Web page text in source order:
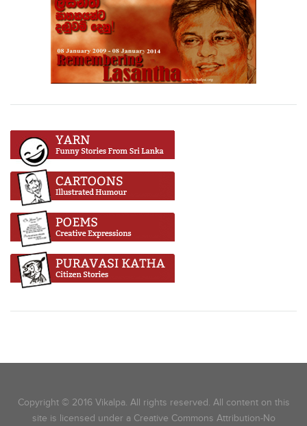
Copyright © 2016 Vikalpa. All rights reserved. All content on this
site is licensed under a Creative Commons Attribution-No